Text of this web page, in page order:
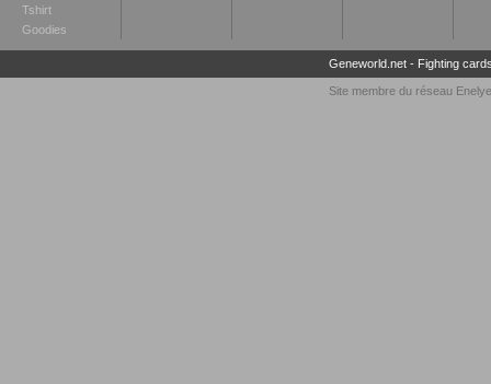
Tshirt
Goodies
Geneworld.net- Fighting
Site membre du réseau Enelye